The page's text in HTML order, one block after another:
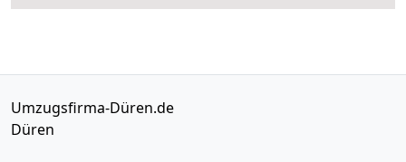
Umzugsfirma-Düren.de
Düren